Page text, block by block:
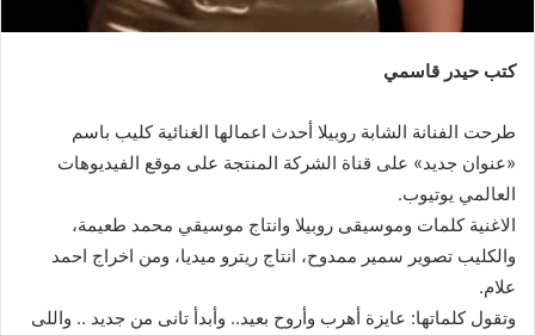
كتب حيدر قاسمي
طرحت الفنانة الشابة روبيلا أحدث اعمالها الغنائية كليب باسم
«عنوان جديد» على قناة الشركة المنتجة على موقع الفيديوهات
العالمي يوتيوب.
الاغنية كلمات وموسيقى روبيلا وانتاج موسيقي محمد طعيمة،
والكليب تصوير سمير ممدوح، انتاج ريترو ميديا، ومن اخراج احمد
علام.
وتقول كلماتها: عايزة أهرب وأروح بعيد.. وأبدأ تانى من جديد .. واللى